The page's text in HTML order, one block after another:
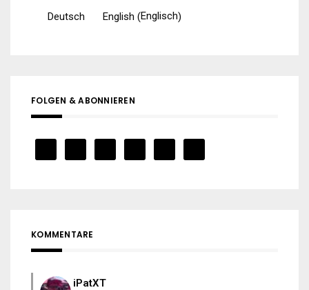
Deutsch English (Englisch)
FOLGEN & ABONNIEREN
KOMMENTARE
iPatXT